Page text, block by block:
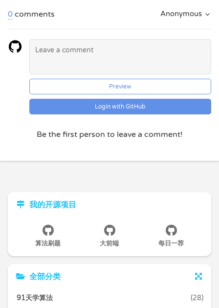
0 comments Anonymous
Preview
Login with GitHub
Be the first person to leave a comment!
我的开源项目
算法刷题 大前端 每日一荐
全部分类
91天学算法 (28)